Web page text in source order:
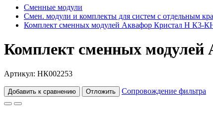
Сменные модули
Смен. модули и комплекты для систем с отдельным
Комплект сменных модулей Аквафор Кристал Н К3-
Комплект сменных
Артикул: НК002253
Добавить к сравнению Отложить Сопровождение фильтра